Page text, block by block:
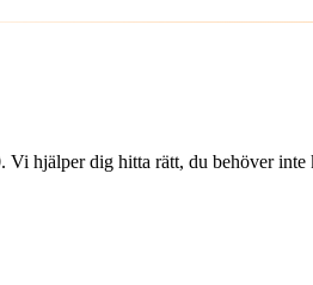
. Vi hjälper dig hitta rätt, du behöver inte